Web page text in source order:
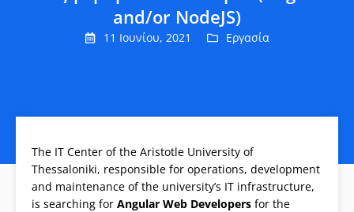
and/or NodeJS)
11 Ιουνίου, 2021 Εργασία
The IT Center of the Aristotle University of
Thessaloniki, responsible for operations, development
and maintenance of the university’s IT infrastructure,
is searching for Angular Web Developers for the